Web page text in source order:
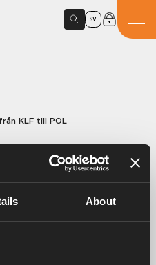
About
SV
KLF till POL
KLF till